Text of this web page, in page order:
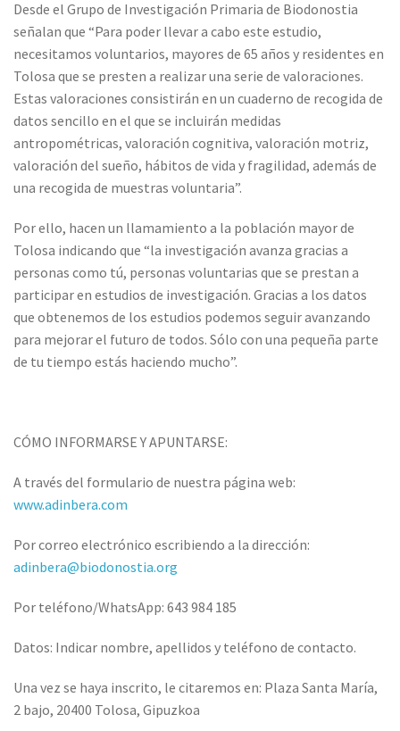
Desde el Grupo de Investigación Primaria de Biodonostia
señalan que “Para poder llevar a cabo este estudio,
necesitamos voluntarios, mayores de 65 años y residentes en
Tolosa que se presten a realizar una serie de valoraciones.
Estas valoraciones consistirán en un cuaderno de recogida de
datos sencillo en el que se incluirán medidas
antropométricas, valoración cognitiva, valoración motriz,
valoración del sueño, hábitos de vida y fragilidad, además de
una recogida de muestras voluntaria”.
Por ello, hacen un llamamiento a la población mayor de
Tolosa indicando que “la investigación avanza gracias a
personas como tú, personas voluntarias que se prestan a
participar en estudios de investigación. Gracias a los datos
que obtenemos de los estudios podemos seguir avanzando
para mejorar el futuro de todos. Sólo con una pequeña parte
de tu tiempo estás haciendo mucho”.
CÓMO INFORMARSE Y APUNTARSE:
A través del formulario de nuestra página web:
www.adinbera.com
Por correo electrónico escribiendo a la dirección:
adinbera@biodonostia.org
Por teléfono/WhatsApp: 643 984 185
Datos: Indicar nombre, apellidos y teléfono de contacto.
Una vez se haya inscrito, le citaremos en: Plaza Santa María,
2 bajo, 20400 Tolosa, Gipuzkoa